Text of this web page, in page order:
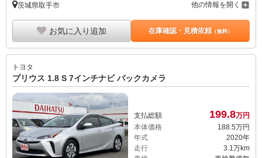
茨城県取手市 他の情報を開く
お気に入り追加 在庫確認・見積依頼（無料）
トヨタ
プリウス 1.8 S 7インチナビ バックカメラ
支払総額 199.8万円
本体価格
188.5万円
年式
2020年
走行
3.1万km